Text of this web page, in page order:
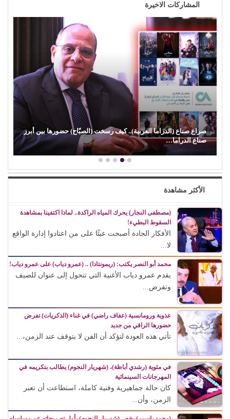
المشاركات الاخيرة
(محمد رضوان) يكسر القاعدة.. يختار (حب مستحيل) رغم ظهوره
كضيف شرف
الأكثر مشاهدة
(مصطفى النجار) يحرك المياه الراكدة.. لماذا اكتفينا بمشاهدة
السقوط البطيء!
الأفكار الجادة أصبحت عبئًا على من اعتادوا إدارة الواقع
لا...
محمد أبو النصر يكتب: (ريمونتادا) .. (عمرو دياب) على عمرو دياب!
يقدم عمرو دياب الأغنية التي تتحول إلى عنوان للصيف
وتفرض...
عذوبة ورومانسية (عفاف راضي) في غناء (الذكريات) تفرض
حضورها الراقي من جديد
تأتي هذه العودة لتؤكد أن الفن لا يتوقف عند الزمن،...
في مئوية (رشدي أباظة)، (شهريار النجوم) يطالب بتكريمه في
المهرجانات السينمائية
كان حالة جماهيرية وفنية كاملة، استطاعت أن تعبر
الزمن، وأن...